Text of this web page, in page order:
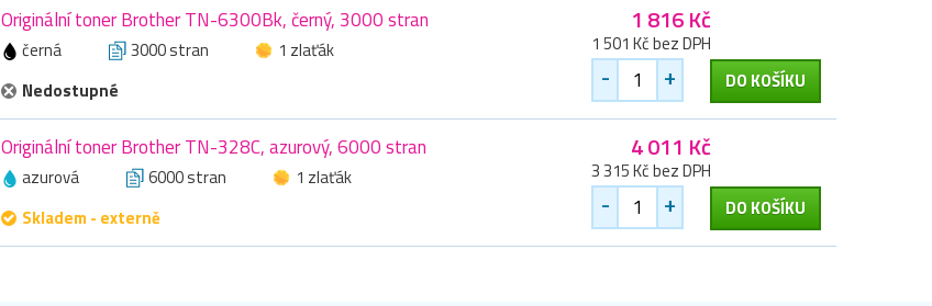
Originální toner Brother TN-6300Bk, černý, 3000 stran
černá 3000 stran
1 zlaťák
Nedostupné
1 816 Kč
1 501 Kč bez DPH
- + DO KOŠÍKU
Originální toner Brother TN-328C, azurový, 6000 stran
azurová 6000 stran
1 zlaťák
Skladem - externě
4 011 Kč
3 315 Kč bez DPH
- + DO KOŠÍKU